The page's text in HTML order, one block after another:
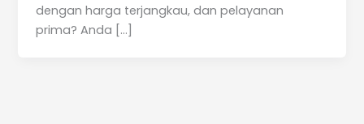
dengan harga terjangkau, dan pelayanan
prima? Anda […]